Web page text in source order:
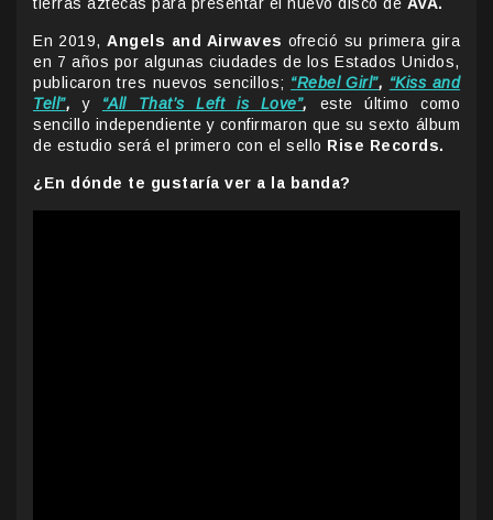
En 2019,Angels and Airwaves ofreció su primera gira
en 7 años por algunas ciudades de los Estados Unidos,
publicaron tres nuevos sencillos; “Rebel Girl”, “Kiss and
Tell”, y “All That’s Left is Love”,
este último como
sencillo independiente y confirmaron que su sexto álbum
de estudio será el primero con el sello Rise Records.
¿En dónde te gustaría ver a la banda?